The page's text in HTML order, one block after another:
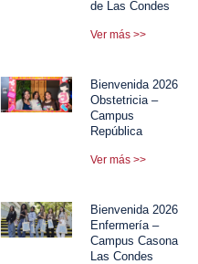
de Las Condes
Ver más >>
Bienvenida 2026
Obstetricia –
Campus
República
Ver más >>
Bienvenida 2026
Enfermería –
Campus Casona
Las Condes